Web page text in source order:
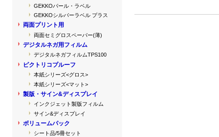
GEKKOパール・ラベル
GEKKOシルバーラベル プラス
両面プリント用
両面セミグロスペーパー(薄)
デジタルネガ用フィルム
デジタルネガフィルムTPS100
ピクトリコプルーフ
本紙シリーズ<グロス>
本紙シリーズ<マット>
製版・サイン&ディスプレイ
インクジェット製版フィルム
サイン&ディスプレイ
ボリュームパック
シート品/5冊セット